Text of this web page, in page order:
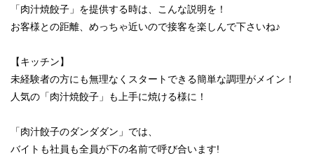
「肉汁焼餃子」を提供する時は、こんな説明を！
お客様との距離、めっちゃ近いので接客を楽しんで下さいね♪
【キッチン】
未経験者の方にも無理なくスタートできる簡単な調理がメイン！
人気の「肉汁焼餃子」も上手に焼ける様に！
「肉汁餃子のダンダダン」では、
バイトも社員も全員が下の名前で呼び合います!